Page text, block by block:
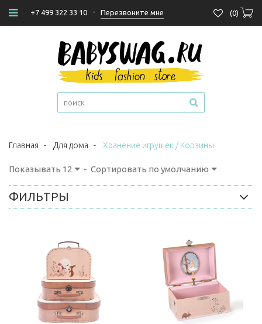
+7 499 322 33 10 - Перезвоните мне (0)
Главная - Для дома - Хранение игрушек / Корзины
Показывать 12 - Сортировать по умолчанию
ФИЛЬТРЫ